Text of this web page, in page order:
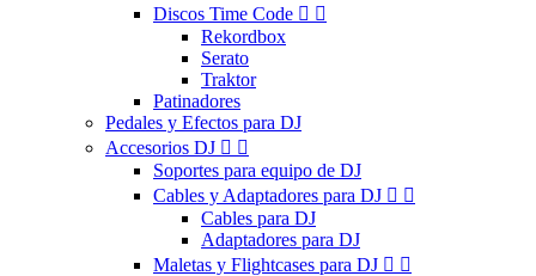
Discos Time Code  
Rekordbox
Serato
Traktor
Patinadores
Pedales y Efectos para DJ
Accesorios DJ  
Soportes para equipo de DJ
Cables y Adaptadores para DJ  
Cables para DJ
Adaptadores para DJ
Maletas y Flightcases para DJ  